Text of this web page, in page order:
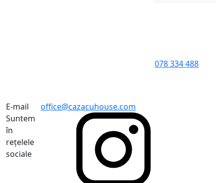
078 334 488
E-mail
office@cazacuhouse.com
Suntem
în
rețelele
sociale